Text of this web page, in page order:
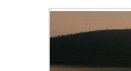
Keskustelua